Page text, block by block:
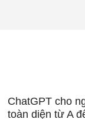
ChatGPT cho
toàn diện từ A